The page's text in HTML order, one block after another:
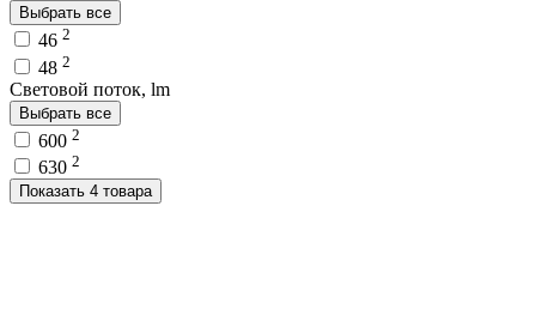
Выбрать все
46 2
48 2
Световой поток, lm
Выбрать все
600 2
630 2
Показать 4 товара